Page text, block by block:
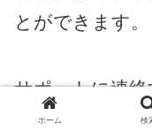
とができます。
サポートに連
セージに記載
ホーム 検